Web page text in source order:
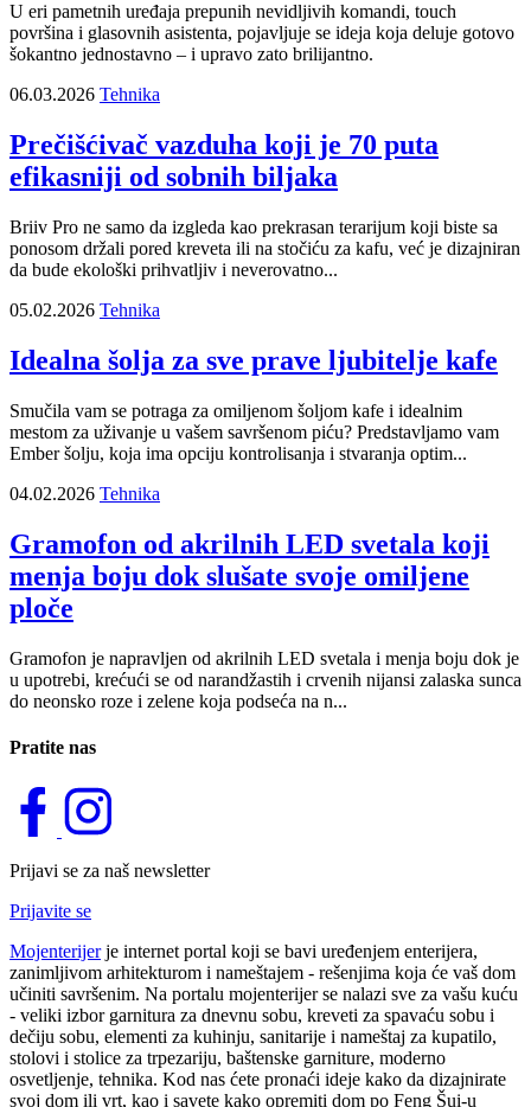
U eri pametnih uređaja prepunih nevidljivih komandi, touch
površina i glasovnih asistenta, pojavljuje se ideja koja deluje gotovo
šokantno jednostavno – i upravo zato brilijantno.
06.03.2026 Tehnika
Prečišćivač vazduha koji je 70 puta
efikasniji od sobnih biljaka
Briiv Pro ne samo da izgleda kao prekrasan terarijum koji biste sa
ponosom držali pored kreveta ili na stočiću za kafu, već je dizajniran
da bude ekološki prihvatljiv i neverovatno...
05.02.2026 Tehnika
Idealna šolja za sve prave ljubitelje kafe
Smučila vam se potraga za omiljenom šoljom kafe i idealnim
mestom za uživanje u vašem savršenom piću? Predstavljamo vam
Ember šolju, koja ima opciju kontrolisanja i stvaranja optim...
04.02.2026 Tehnika
Gramofon od akrilnih LED svetala koji
menja boju dok slušate svoje omiljene
ploče
Gramofon je napravljen od akrilnih LED svetala i menja boju dok je
u upotrebi, krećući se od narandžastih i crvenih nijansi zalaska sunca
do neonsko roze i zelene koja podseća na n...
Pratite nas
Prijavi se za naš newsletter
Prijavite se
Mojenterijerje internet portal koji se bavi uređenjem enterijera,
zanimljivom arhitekturom i nameštajem - rešenjima koja će vaš dom
učiniti savršenim. Na portalu mojenterijer se nalazi sve za vašu kuću
- veliki izbor garnitura za dnevnu sobu, kreveti za spavaću sobu i
dečiju sobu, elementi za kuhinju, sanitarije i nameštaj za kupatilo,
stolovi i stolice za trpezariju, baštenske garniture, moderno
osvetljenje, tehnika. Kod nas ćete pronaći ideje kako da dizajnirate
svoj dom ili vrt, kao i savete kako opremiti dom po Feng Šui-u